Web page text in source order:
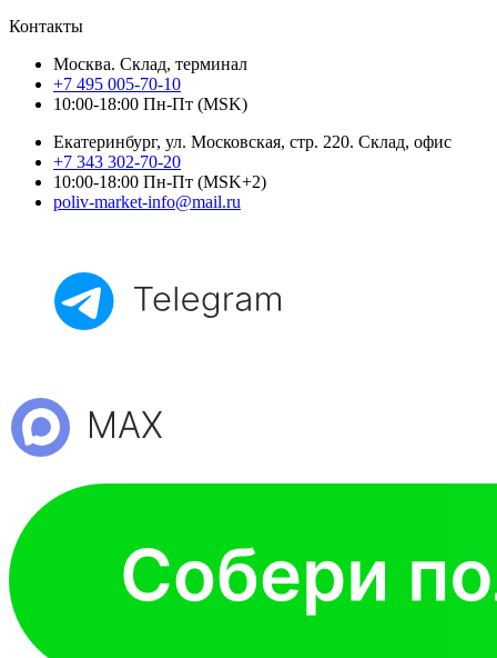
Контакты
Москва. Склад, терминал
+7 495 005-70-10
10:00-18:00 Пн-Пт (MSK)
Екатеринбург, ул. Московская, стр. 220. Склад, офис
+7 343 302-70-20
10:00-18:00 Пн-Пт (MSK+2)
poliv-market-info@mail.ru